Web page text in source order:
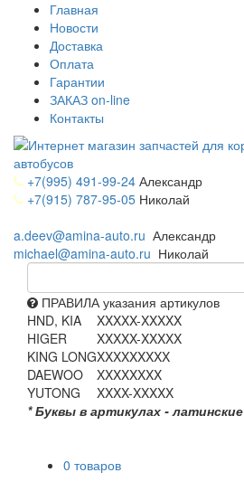
Главная
Новости
Доставка
Оплата
Гарантии
ЗАКАЗ on-line
Контакты
+7(995) 491-99-24 Александр
+7(915) 787-95-05 Николай
a.deev@amina-auto.ru Александр
michael@amina-auto.ru Николай
ПРАВИЛА указания артикулов
HND, KIA
XXXXX-XXXXX
HIGER
XXXXX-XXXXX
KING LONGXXXXXXXXX
DAEWOO
XXXXXXXX
YUTONG
XXXX-XXXXX
* Буквы в артикулах - латинские
0 товаров